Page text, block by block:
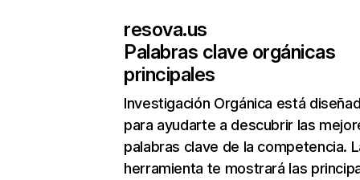
resova.us
Palabras clave orgánicas
principales
Investigación Orgánica está
para ayudarte a descubrir las
palabras clave de la competencia.
herramienta te mostrará las